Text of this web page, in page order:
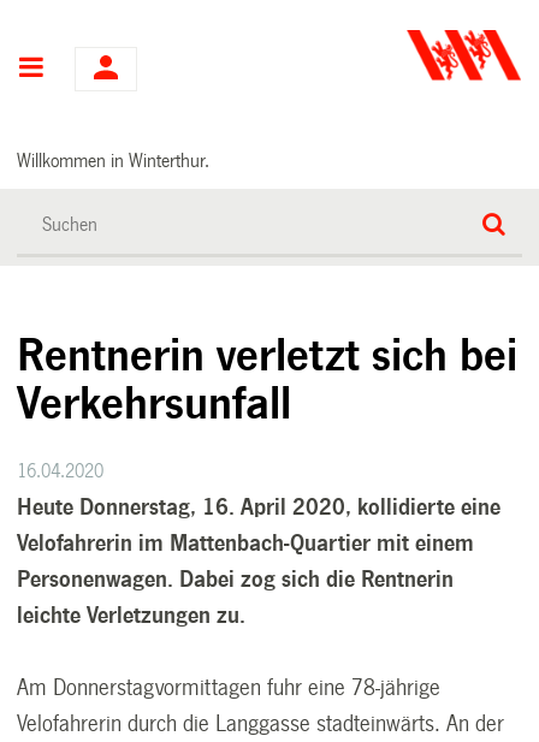
Hauptnavigation
Willkommen in Winterthur.
Rentnerin verletzt sich bei
Verkehrsunfall
16.04.2020
Heute Donnerstag, 16. April 2020, kollidierte eine
Velofahrerin im Mattenbach-Quartier mit einem
Personenwagen. Dabei zog sich die Rentnerin
leichte Verletzungen zu.
Am Donnerstagvormittagen fuhr eine 78-jährige
Velofahrerin durch die Langgasse stadteinwärts. An der